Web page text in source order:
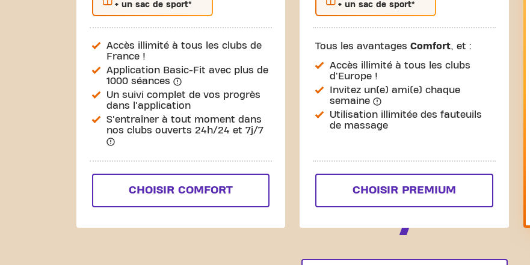
+ un sac de sport*
Accès illimité à tous les clubs de
France !
Application Basic-Fit avec plus de
1000 séances
Un suivi complet de vos progrès
dans l'application
S'entraîner à tout moment dans
nos clubs ouverts 24h/24 et 7j/7
CHOISIR COMFORT
+ un sac de sport*
Tous les avantagesComfort, et :
Accès illimité à tous les clubs
d'Europe !
Invitez un(e) ami(e) chaque
semaine
Utilisation illimitée des fauteuils
de massage
CHOISIR PREMIUM